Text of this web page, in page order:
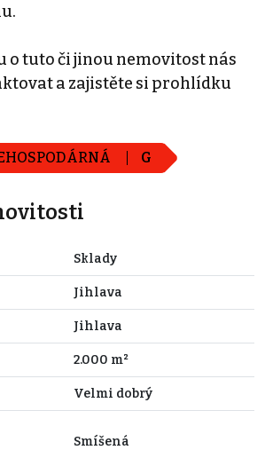
o tuto či jinou nemovitost nás
a zajistěte si prohlídku
G
Sklady
Jihlava
Jihlava
2.000 m²
Velmi dobrý
Smíšená